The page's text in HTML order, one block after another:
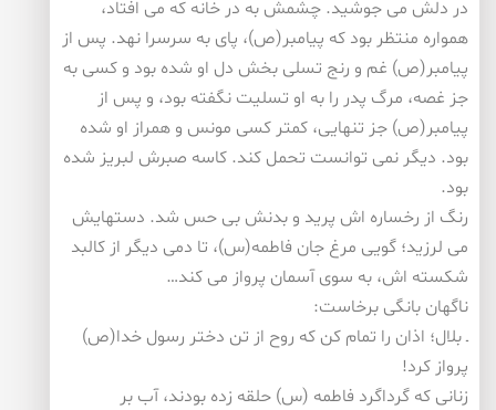
در دلش می جوشید. چشمش به در خانه كه می افتاد،
همواره منتظر بود كه پیامبر(ص)، پای به سرسرا نهد. پس از
پیامبر(ص) غم و رنج تسلی بخش دل او شده بود و كسی به
جز غصه، مرگ پدر را به او تسلیت نگفته بود، و پس از
پیامبر(ص) جز تنهایی، كمتر كسی مونس و همراز او شده
بود. دیگر نمی توانست تحمل كند. كاسه صبرش لبریز شده
بود.
رنگ از رخساره اش پرید و بدنش بی حس شد. دستهایش
می لرزید؛ گویی مرغ جان فاطمه(س)، تا دمی دیگر از كالبد
شكسته اش، به سوی آسمان پرواز می كند…
ناگهان بانگی برخاست:
ـ بلال؛ اذان را تمام كن كه روح از تن دختر رسول خدا(ص)
پرواز كرد!
زنانی كه گرداگرد فاطمه (س) حلقه زده بودند، آب بر